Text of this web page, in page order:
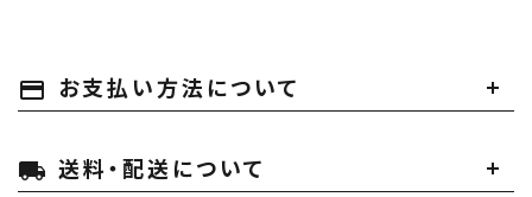
payment お支払い方法について
local_shipping 送料・配送について